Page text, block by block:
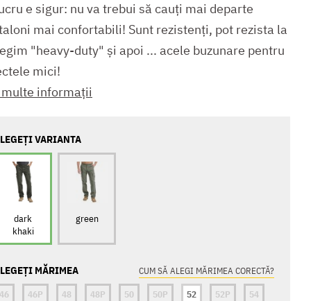
e sigur: nu va trebui să cauți mai departe
mai confortabili! Sunt rezistenți, pot rezista la
"heavy-duty" și apoi ... acele buzunare pentru
mici!
informații
VARIANTA
dark
khaki
green
MĂRIMEA
CUM SĂ ALEGI MĂRIMEA CORECTĂ?
46
46P 48 48P 50 50P 52 52P 54